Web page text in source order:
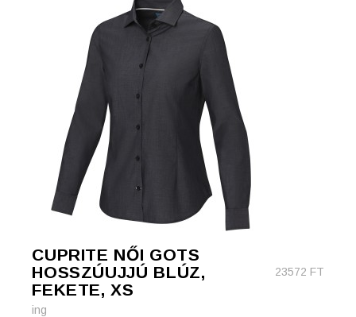
CUPRITE NŐI GOTS
HOSSZÚUJJÚ BLÚZ,
FEKETE, XS
23572 FT
ing